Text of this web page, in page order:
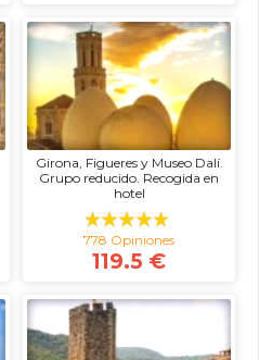
Girona, Figueres y Museo Dalí.
Grupo reducido. Recogida en
hotel
778 Opiniones
119.5 €